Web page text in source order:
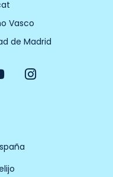
Vasco
de Madrid
I
n